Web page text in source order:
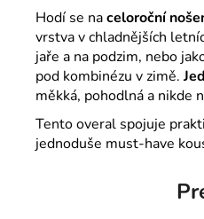
Hodí se naceloroční
vrstva v chladnějších
jaře a na podzim, nebo
pod kombinézu v zimě.
měkká, pohodlná a nikde
Tento overal spojuje
jednoduše must-have